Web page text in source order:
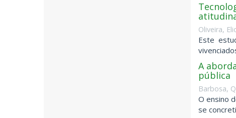
Oliveira,
Este
A
pública
Barbosa,
O ensino
se